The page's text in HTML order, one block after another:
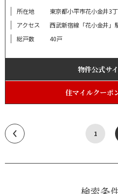
所在地
東京都小平市花小金井3
アクセス
西武新宿線「花小金井」
総戸数
40戸
物件公式サ
住マイルクーポ
1